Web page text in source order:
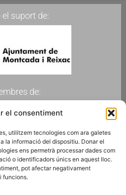
el consentiment
utilitzem tecnologies com ara galetes
la informació del dispositiu. Donar el
ens permetrà processar dades com
o identificadors únics en aquest lloc.
pot afectar negativament
funcions.
el suport de:
de:
te Soci